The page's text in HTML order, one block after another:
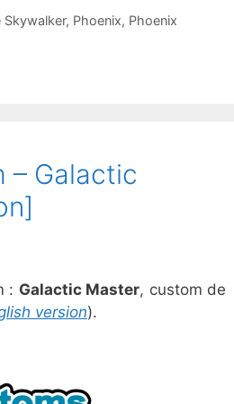
Skywalker, Phoenix, Phoenix
– Galactic
: Galactic Master, custom de
version).